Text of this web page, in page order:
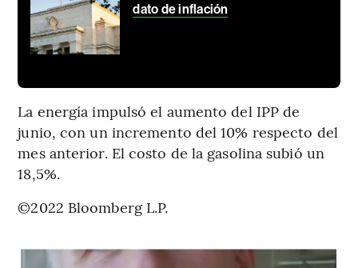
dato de inflación
La energía impulsó el aumento del IPP de
junio, con un incremento del 10% respecto del
mes anterior. El costo de la gasolina subió un
18,5%.
©2022 Bloomberg L.P.